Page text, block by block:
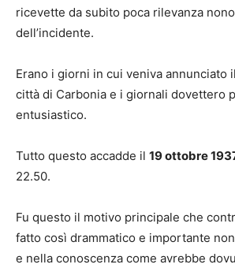
ricevette da subito poca rilevanza
dell’incidente.
Erano i giorni in cui veniva annunciato il
città di Carbonia e i giornali dovettero
entusiastico.
Tutto questo accadde il 19 ottobre
22.50.
Fu questo il motivo principale che
fatto così drammatico e importante
e nella conoscenza come avrebbe